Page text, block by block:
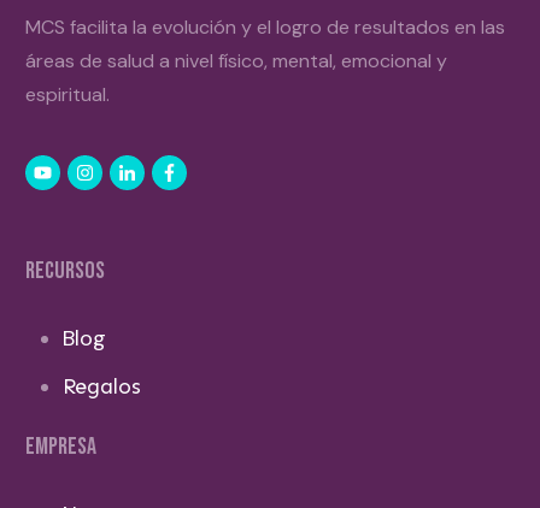
MCS facilita la evolución y el logro de resultados en las
áreas de salud a nivel físico, mental, emocional y
espiritual.
RECURSOS
Blog
Regalos
EMPRESA